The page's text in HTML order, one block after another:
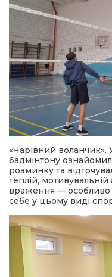
«Чарівний воланчик».
бадмінтону
розминку та
теплій,
враження — особливо
себе у цьому виді